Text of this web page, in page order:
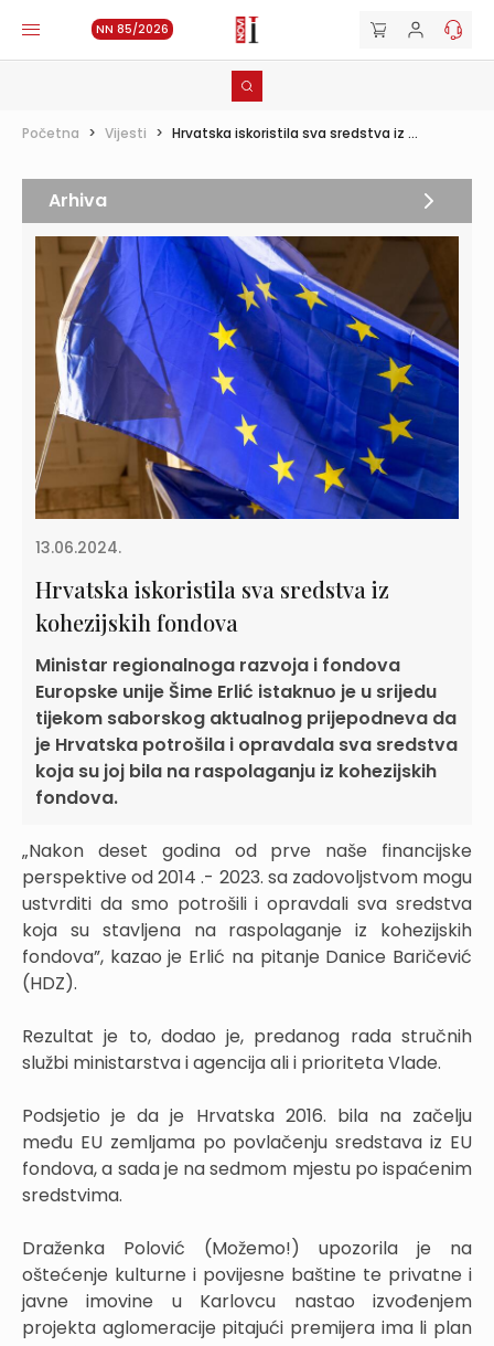
NN 85/2026
Početna > Vijesti > Hrvatska iskoristila sva sredstva iz ...
13.06.2024.
Hrvatska iskoristila sva sredstva iz
kohezijskih fondova
Ministar regionalnoga razvoja i fondova
Europske unije Šime Erlić istaknuo je u srijedu
tijekom saborskog aktualnog prijepodneva da
je Hrvatska potrošila i opravdala sva sredstva
koja su joj bila na raspolaganju iz kohezijskih
fondova.
„Nakon deset godina od prve naše financijske
perspektive od 2014 .- 2023. sa zadovoljstvom mogu
ustvrditi da smo potrošili i opravdali sva sredstva
koja su stavljena na raspolaganje iz kohezijskih
fondova”, kazao je Erlić na pitanje Danice Baričević
(HDZ).
Rezultat je to, dodao je, predanog rada stručnih
službi ministarstva i agencija ali i prioriteta Vlade.
Podsjetio je da je Hrvatska 2016. bila na začelju
među EU zemljama po povlačenju sredstava iz EU
fondova, a sada je na sedmom mjestu po ispaćenim
sredstvima.
Draženka Polović (Možemo!) upozorila je na
oštećenje kulturne i povijesne baštine te privatne i
javne imovine u Karlovcu nastao izvođenjem
projekta aglomeracije pitajući premijera ima li plan
Arhiva